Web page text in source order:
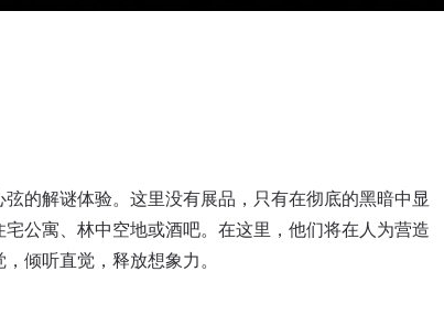
的解谜体验。这里没有展品，只有在彻底的黑暗中显
公寓、林中空地或酒吧。在这里，他们将在人为营造
倾听直觉，释放想象力。